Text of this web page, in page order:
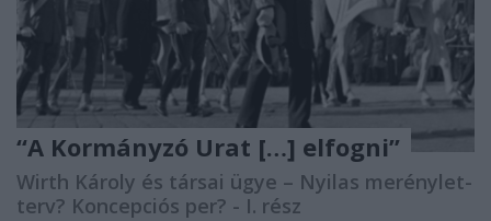
“A Kormányzó Urat […] elfogni”
Wirth Károly és társai ügye – Nyilas merénylet-
terv? Koncepciós per? - I. rész